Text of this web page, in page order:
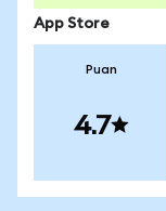
App Store
Puan
4.7